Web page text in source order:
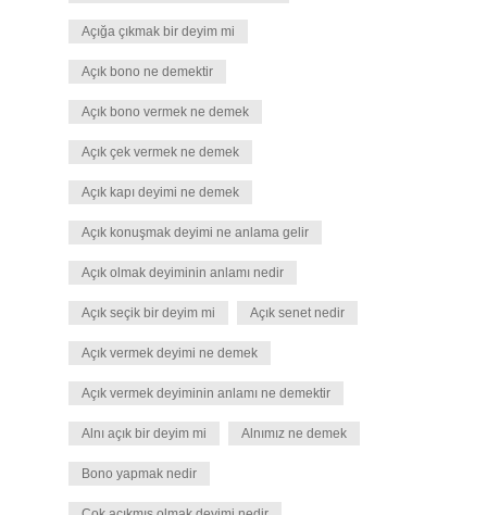
Açığa çıkmak bir deyim mi
Açık bono ne demektir
Açık bono vermek ne demek
Açık çek vermek ne demek
Açık kapı deyimi ne demek
Açık konuşmak deyimi ne anlama gelir
Açık olmak deyiminin anlamı nedir
Açık seçik bir deyim mi Açık senet nedir
Açık vermek deyimi ne demek
Açık vermek deyiminin anlamı ne demektir
Alnı açık bir deyim mi Alnımız ne demek
Bono yapmak nedir